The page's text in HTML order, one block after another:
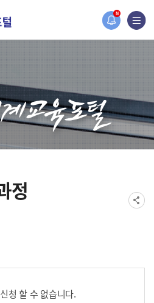
N
정
청 할 수 없습니다.